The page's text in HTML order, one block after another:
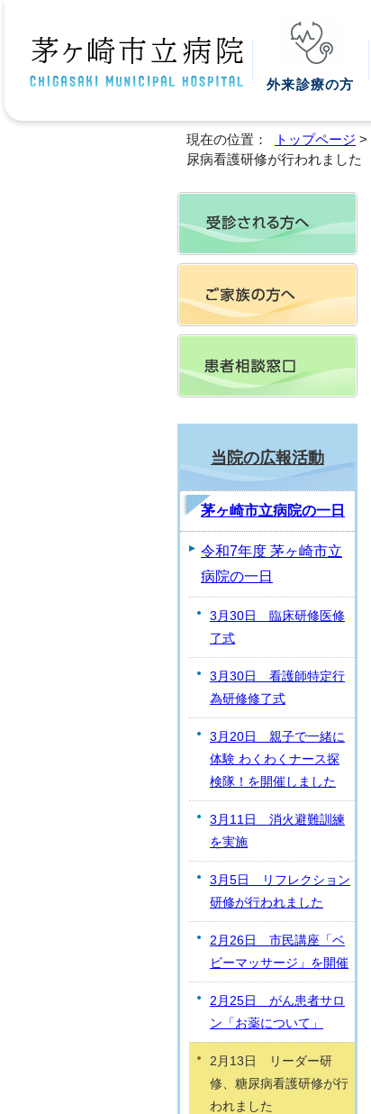
外来診療の方
現在の位置： トップページ >
尿病看護研修が行われました
当院の広報活動
茅ヶ崎市立病院の一日
令和7年度 茅ヶ崎市立
病院の一日
3月30日 臨床研修医修
了式
3月30日 看護師特定行
為研修修了式
3月20日 親子で一緒に
体験 わくわくナース探
検隊！を開催しました
3月11日 消火避難訓練
を実施
3月5日 リフレクション
研修が行われました
2月26日 市民講座「ベ
ビーマッサージ」を開催
2月25日 がん患者サロ
ン「お薬について」
2月13日 リーダー研
修、糖尿病看護研修が行
われました